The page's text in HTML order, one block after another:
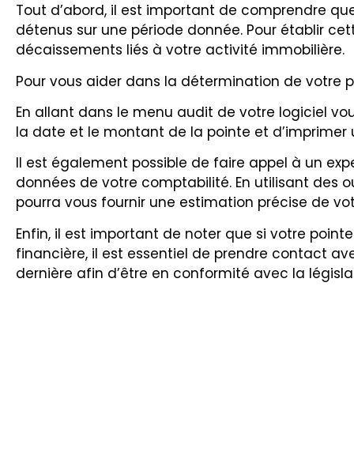
Tout d’abord, il est important de comprendre
détenus sur une période donnée. Pour établir
décaissements liés à votre activité immobilière.
Pour vous aider dans la détermination de votre
En allant dans le menu audit de votre logiciel
la date et le montant de la pointe et d’imprimer
Il est également possible de faire appel à un
données de votre comptabilité. En utilisant des
pourra vous fournir une estimation précise de
Enfin, il est important de noter que si votre
financière, il est essentiel de prendre contact
dernière afin d’être en conformité avec la